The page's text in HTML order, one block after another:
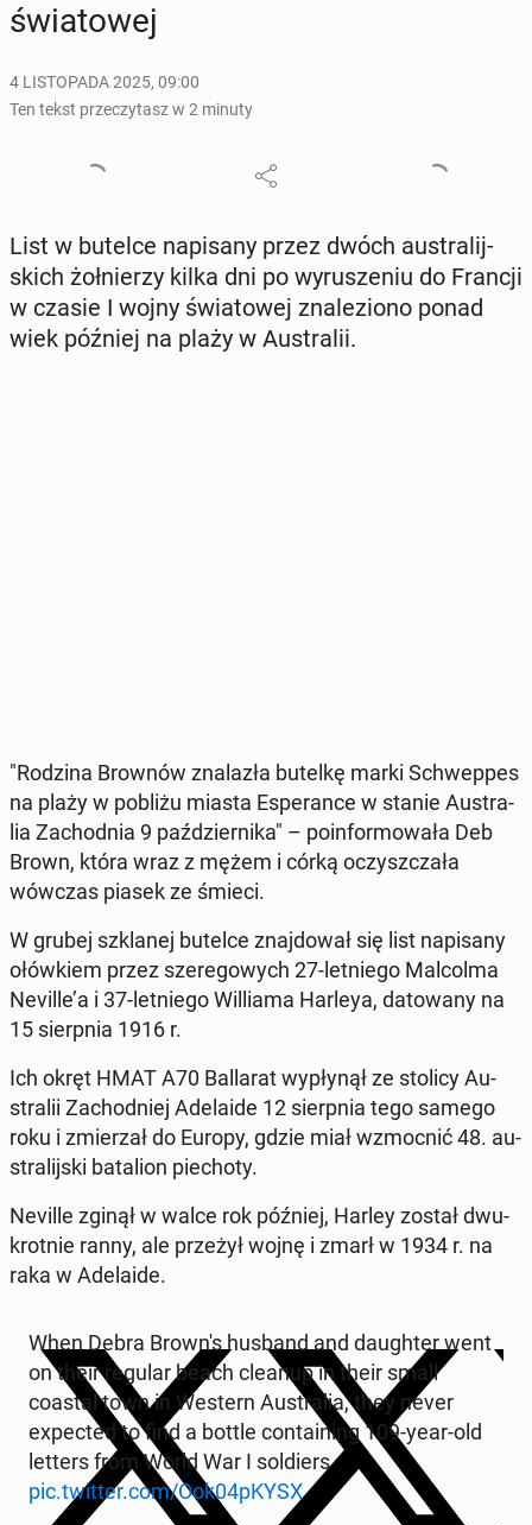
świa­to­wej
4 LISTOPADA 2025, 09:00
Ten tekst przeczytasz w 2 minuty
List w butelce na­pi­sa­ny przez dwóch au­stra­lij­
skich żoł­nie­rzy kilka dni po wy­ru­sze­niu do Francji
w czasie I wojny świa­to­wej zna­le­zio­no ponad
wiek później na plaży w Au­stra­lii.
"Rodzina Brownów zna­la­zła butelkę marki Schwep­pes
na plaży w pobliżu miasta Espe­ran­ce w stanie Au­stra­
lia Za­chod­nia 9 paź­dzier­ni­ka" – po­in­for­mo­wa­ła Deb
Brown, która wraz z mężem i córką oczysz­cza­ła
wówczas piasek ze śmieci.
W grubej szkla­nej butelce znaj­do­wał się list na­pi­sa­ny
ołów­kiem przez sze­re­go­wych 27-let­nie­go Mal­col­ma
Neville’a i 37-let­nie­go Wil­lia­ma Harleya, da­to­wa­ny na
15 sierp­nia 1916 r.
Ich okręt HMAT A70 Bal­la­rat wy­pły­nął ze stolicy Au­
stra­lii Za­chod­niej Ade­la­ide 12 sierp­nia tego samego
roku i zmie­rzał do Europy, gdzie miał wzmoc­nić 48. au­
stra­lij­ski ba­ta­lion pie­cho­ty.
Neville zginął w walce rok później, Harley został dwu­
krot­nie ranny, ale przeżył wojnę i zmarł w 1934 r. na
raka w Ade­la­ide.
When Debra Brown's husband and dau­gh­ter went
on their regular beach cleanup in their small
coastal town in Western Au­stra­lia, they never
expec­ted to find a bottle con­ta­ining 109-year-old
letters from World War I sol­diers
pic.twitter.com/Ook04pKYSX